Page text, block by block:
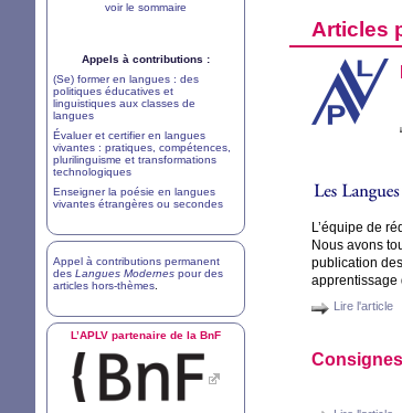
Articles
L’équipe de
Nous avons
publication
apprentissage
Lire l'article
voir le sommaire
Appels à contributions :
(Se) former en langues : des
politiques éducatives et
linguistiques aux classes de
langues
Évaluer et certifier en langues
vivantes : pratiques, compétences,
plurilinguisme et transformations
technologiques
Enseigner la poésie en langues
vivantes étrangères ou secondes
Appel à contributions permanent
des Langues Modernes pour des
articles hors-thèmes
L’APLV partenaire de la BnF